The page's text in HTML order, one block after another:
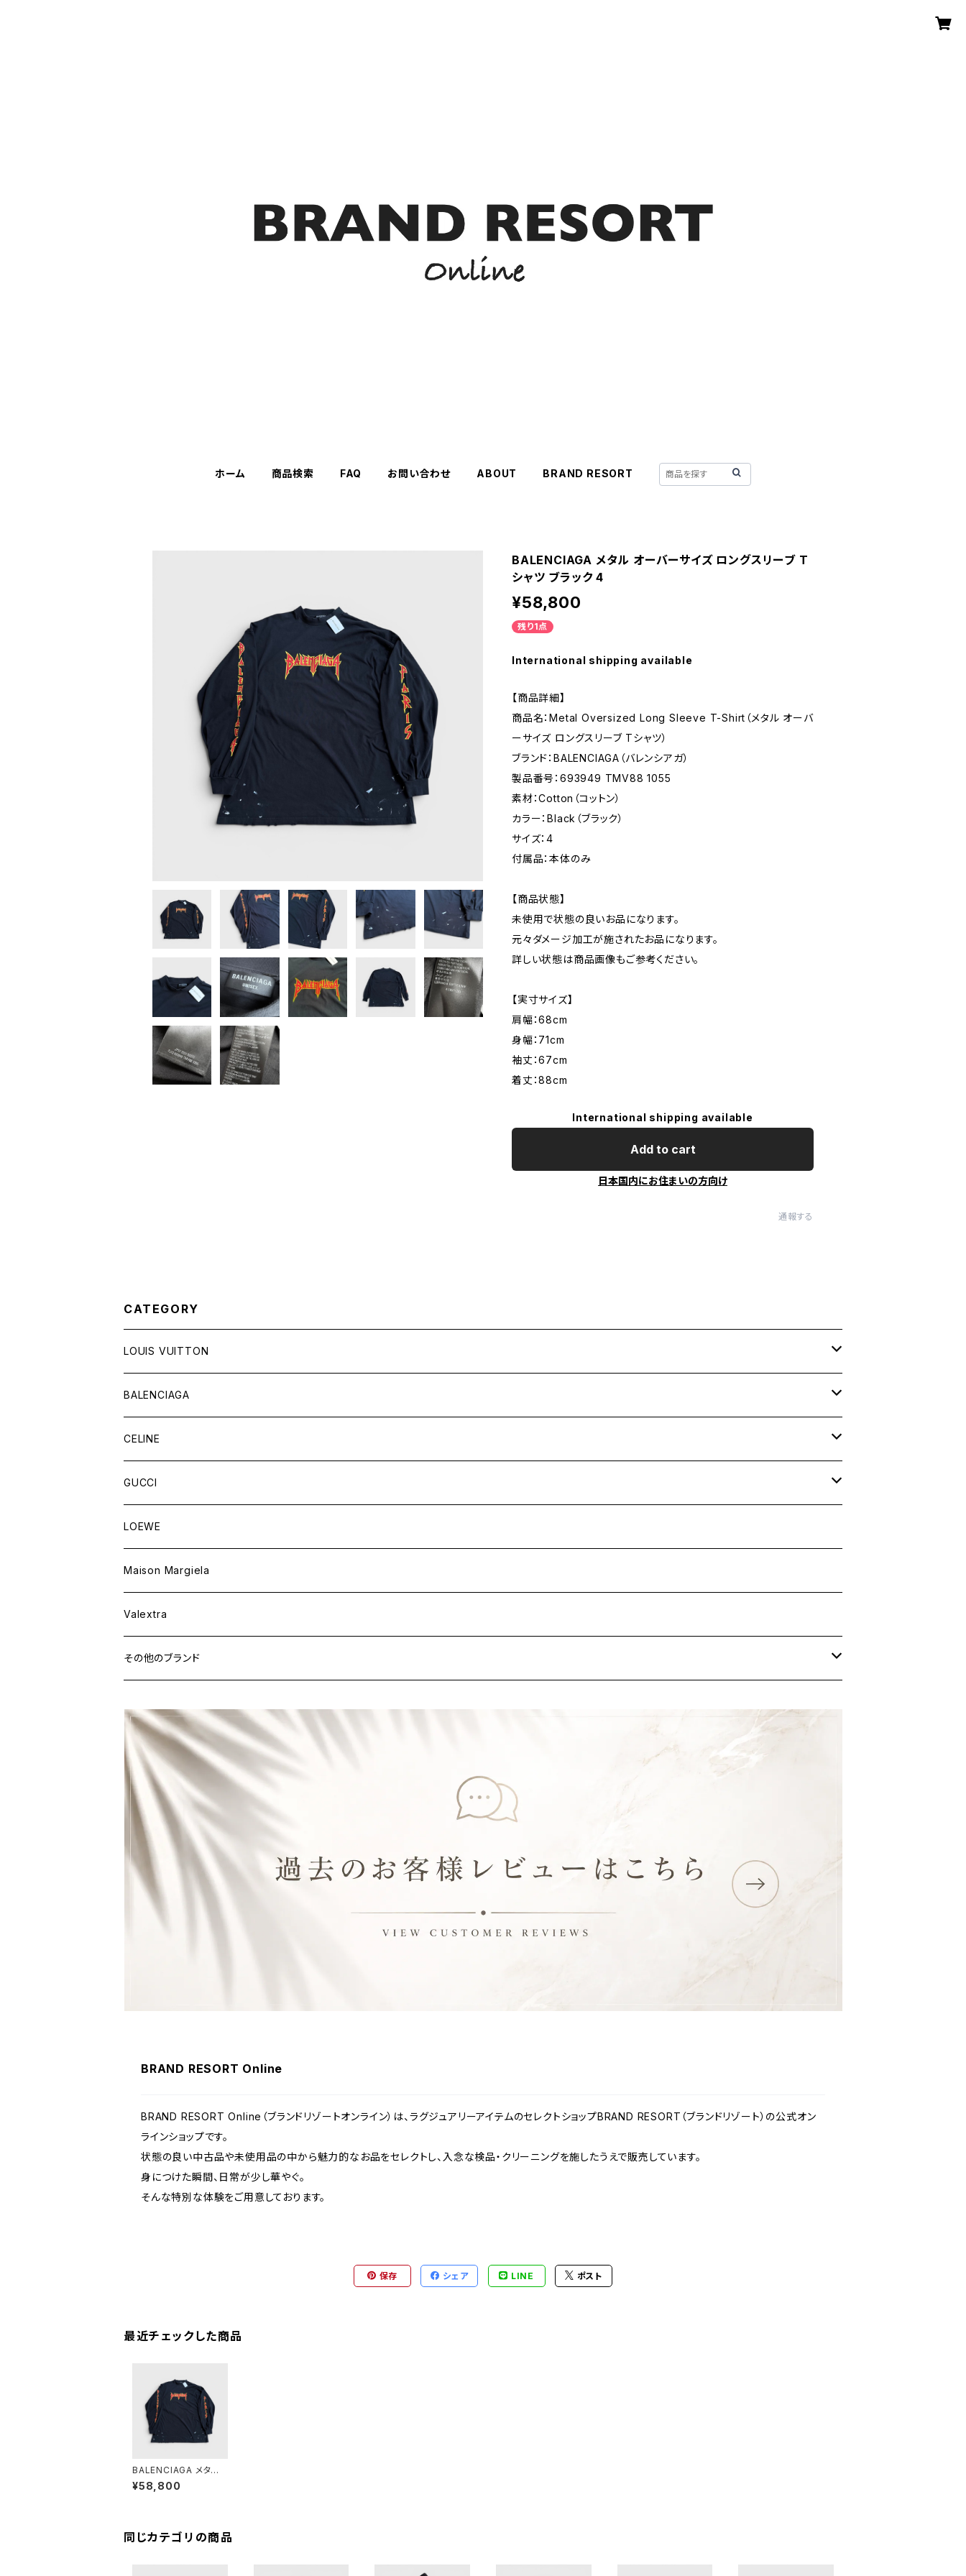
ホーム 商品検索 FAQ お問い合わせ ABOUT BRAND RESORT
BALENCIAGA メタル オーバーサイズ ロングスリーブ T
シャツ ブラック 4
¥58,800
残り1点
International shipping available
【商品詳細】
商品名：Metal Oversized Long Sleeve T-Shirt（メタル オーバ
ーサイズ ロングスリーブ Tシャツ）
ブランド：BALENCIAGA（バレンシアガ）
製品番号：693949 TMV88 1055
素材：Cotton（コットン）
カラー：Black（ブラック）
サイズ：4
付属品：本体のみ
【商品状態】
未使用で状態の良いお品になります。
元々ダメージ加工が施されたお品になります。
詳しい状態は商品画像もご参考ください。
【実寸サイズ】
肩幅：68cm
身幅：71cm
袖丈：67cm
着丈：88cm
International shipping available
Add to cart
日本国内にお住まいの方向け
通報する
CATEGORY
LOUIS VUITTON
バッグ
財布&小物
ウェア
BALENCIAGA
バッグ
財布&小物
ウェア
CELINE
バッグ
財布&小物
ウェア
GUCCI
バッグ
財布&小物
ウェア
LOEWE
Maison Margiela
Valextra
その他のブランド
財布&小物
ウェア
BRAND RESORT Online
BRAND RESORT Online（ブランドリゾートオンライン）は、ラグジュアリーアイテムのセレクトショップBRAND RESORT（ブランドリゾート）の公式オン
ラインショップです。
状態の良い中古品や未使用品の中から魅力的なお品をセレクトし、入念な検品・クリーニングを施したうえで販売しています。
身につけた瞬間、日常が少し華やぐ。
そんな特別な体験をご用意しております。
保存 シェア LINE ポスト
最近チェックした商品
BALENCIAGA メタル
オーバーサイズ ロング
スリーブ Tシャツ ブラッ
¥58,800
同じカテゴリの商品